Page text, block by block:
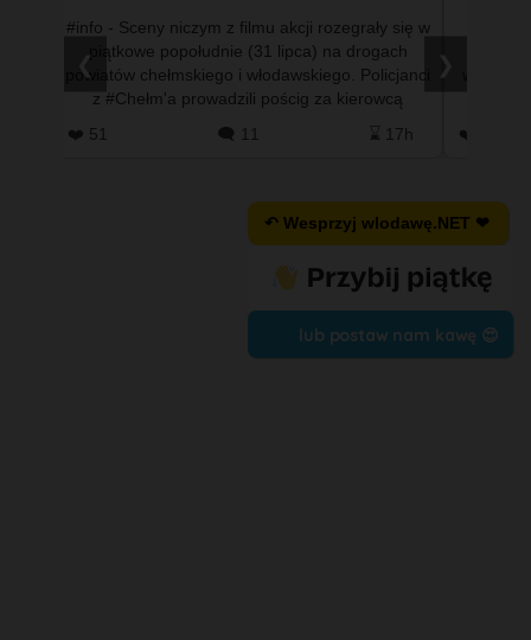
#info - Sceny niczym z filmu akcji rozegrały się w
piątkowe popołudnie (31 lipca) na drogach
powiatów chełmskiego i włodawskiego. Policjanci
z #Chełm'a prowadzili pościg za kierowcą
❤️ 51 🗨️ 11 ⌛ 17h ❤️ 0
❯
↶ Wesprzyj wlodawę.NET ❤
lub postaw nam kawę 😍